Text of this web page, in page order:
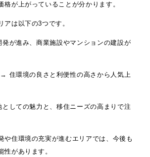
格が上がっていることが分かります。
アは以下の3つです。
が進み、商業施設やマンションの建設が
→ 住環境の良さと利便性の高さから人気上
しての魅力と、移住ニーズの高まりで注
や住環境の充実が進むエリアでは、今後も
性があります。